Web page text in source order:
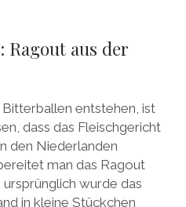
Ragout aus der
entstehen, ist
dass das Fleischgericht
den Niederlanden
man das Ragout
wurde das
in kleine Stückchen